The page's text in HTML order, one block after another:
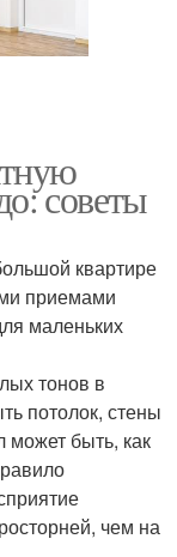
советы
квартире
приемами
маленьких
тонов в
потолок, стены
может быть, как
чем на